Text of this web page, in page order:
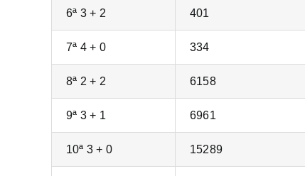
6ª 3 + 2 401
7ª 4 + 0 334
8ª 2 + 2 6158
9ª 3 + 1 6961
10ª 3 + 0 15289